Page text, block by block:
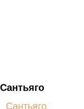
Сантьяго